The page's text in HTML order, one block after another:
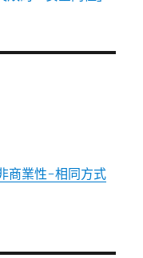
商業性-相同方式